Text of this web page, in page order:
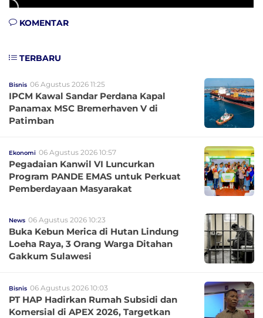
KOMENTAR
TERBARU
Bisnis 06 Agustus 2026 11:25
IPCM Kawal Sandar Perdana Kapal
Panamax MSC Bremerhaven V di
Patimban
Ekonomi 06 Agustus 2026 10:57
Pegadaian Kanwil VI Luncurkan
Program PANDE EMAS untuk Perkuat
Pemberdayaan Masyarakat
News 06 Agustus 2026 10:23
Buka Kebun Merica di Hutan Lindung
Loeha Raya, 3 Orang Warga Ditahan
Gakkum Sulawesi
Bisnis 06 Agustus 2026 10:03
PT HAP Hadirkan Rumah Subsidi dan
Komersial di APEX 2026, Targetkan